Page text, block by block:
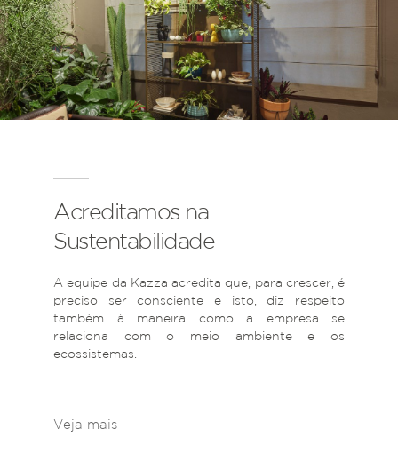
Acreditamos na
Sustentabilidade
A equipe da Kazza acredita que, para crescer, é
preciso ser consciente e isto, diz respeito
também à maneira como a empresa se
relaciona com o meio ambiente e os
ecossistemas.
Veja mais